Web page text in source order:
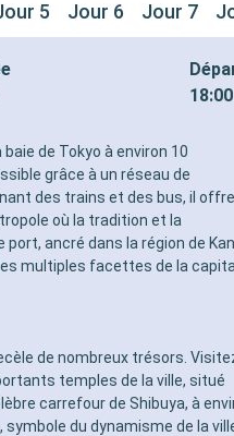
5 Jour 6 Jour 7
18:00
de Tokyo à environ 10
grâce à un réseau de
des trains et des bus, il offre
où la tradition et la
ancré dans la région de
multiples facettes de la
de nombreux trésors.
temples de la ville, situé
carrefour de Shibuya, à
du dynamisme de la